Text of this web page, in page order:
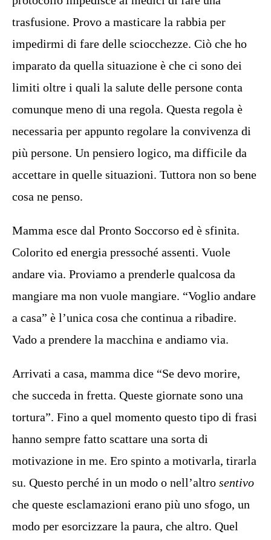
trasfusione. Provo a masticare la rabbia per
impedirmi di fare delle sciocchezze. Ciò che ho
imparato da quella situazione è che ci sono dei
limiti oltre i quali la salute delle persone conta
comunque meno di una regola. Questa regola è
necessaria per appunto regolare la convivenza di
più persone. Un pensiero logico, ma difficile da
accettare in quelle situazioni. Tuttora non so bene
cosa ne penso.
Mamma esce dal Pronto Soccorso ed è sfinita.
Colorito ed energia pressoché assenti. Vuole
andare via. Proviamo a prenderle qualcosa da
mangiare ma non vuole mangiare. “Voglio andare
a casa” è l’unica cosa che continua a ribadire.
Vado a prendere la macchina e andiamo via.
Arrivati a casa, mamma dice “Se devo morire,
che succeda in fretta. Queste giornate sono una
tortura”. Fino a quel momento questo tipo di frasi
hanno sempre fatto scattare una sorta di
motivazione in me. Ero spinto a motivarla, tirarla
su. Questo perché in un modo o nell’altro sentivo
che queste esclamazioni erano più uno sfogo, un
modo per esorcizzare la paura, che altro. Quel